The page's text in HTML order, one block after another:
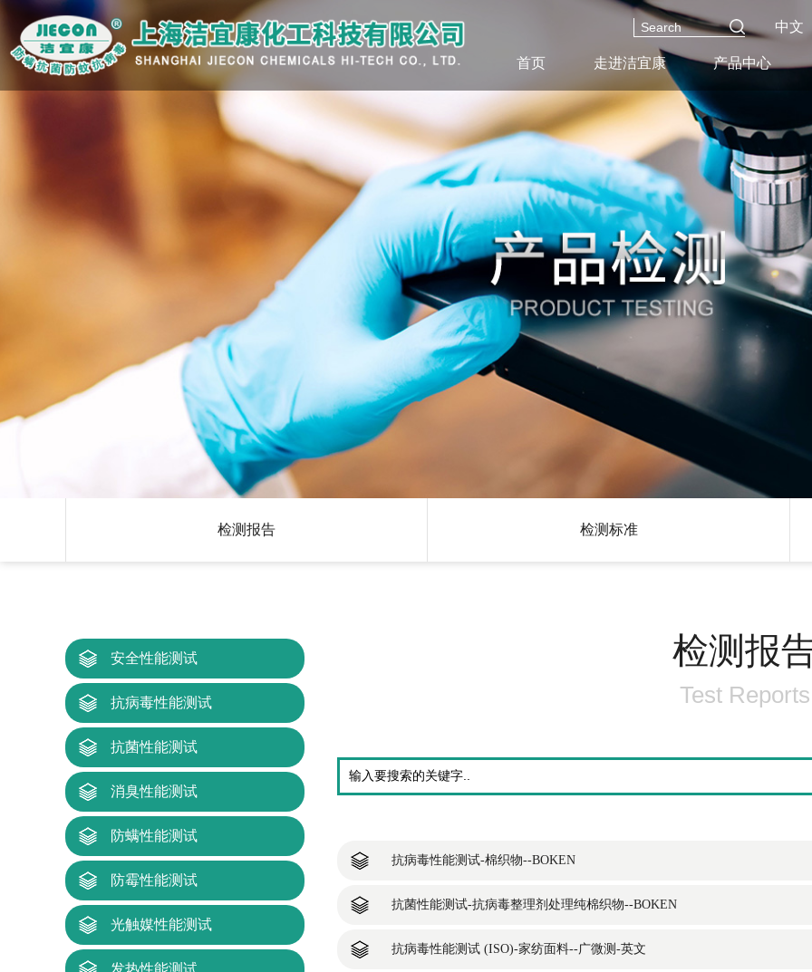
中文
首页 走进洁宜康 产品中心
检测报告 检测标准
安全性能测试
抗病毒性能测试
抗菌性能测试
消臭性能测试
防螨性能测试
防霉性能测试
光触媒性能测试
发热性能测试
检测报
Test Reports
抗病毒性能测试-棉织物--BOKEN
抗菌性能测试-抗病毒整理剂处理纯棉织物--BOKEN
抗病毒性能测试 (ISO)-家纺面料--广微测-英文